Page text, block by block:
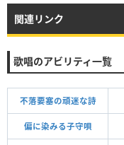
関連リンク
歌唱のアビリティ一覧
不落要塞の頑迷な詩
偏に染みる子守唄